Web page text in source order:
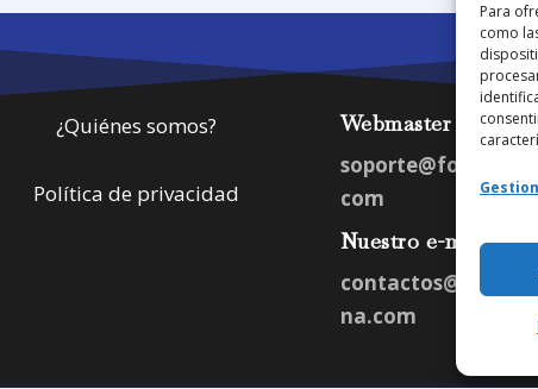
Para
como
¿Quiénes somos?
Política de privacidad
Webmaster
com
Nuestro e-mail:
na.com